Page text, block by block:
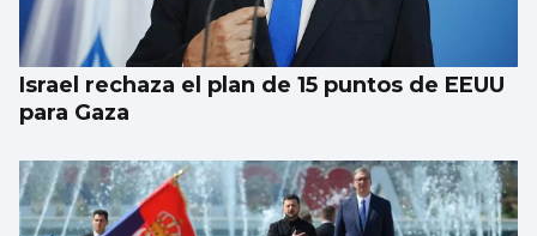
Israel rechaza el plan de 15 puntos de EEUU
para Gaza